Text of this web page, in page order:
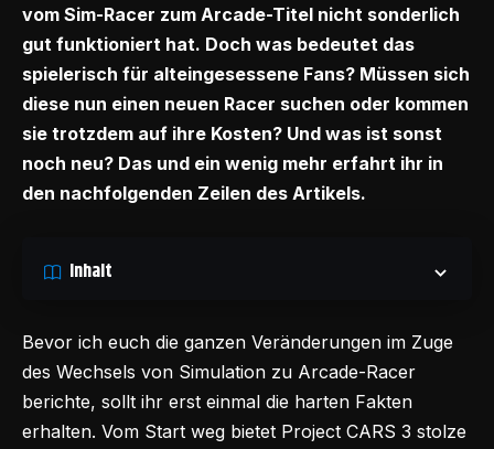
vom Sim-Racer zum Arcade-Titel nicht sonderlich
gut funktioniert hat. Doch was bedeutet das
spielerisch für alteingesessene Fans? Müssen sich
diese nun einen neuen Racer suchen oder kommen
sie trotzdem auf ihre Kosten? Und was ist sonst
noch neu? Das und ein wenig mehr erfahrt ihr in
den nachfolgenden Zeilen des Artikels.
Inhalt
Bevor ich euch die ganzen Veränderungen im Zuge
des Wechsels von Simulation zu Arcade-Racer
berichte, sollt ihr erst einmal die harten Fakten
erhalten. Vom Start weg bietet Project CARS 3 stolze